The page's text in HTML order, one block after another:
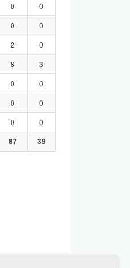
0
0
0
0
2
0
8
3
0
0
0
0
0
0
87 39